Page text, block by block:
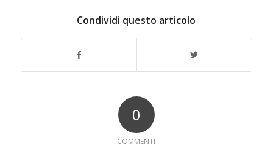
Condividi questo articolo
0
COMMENTI